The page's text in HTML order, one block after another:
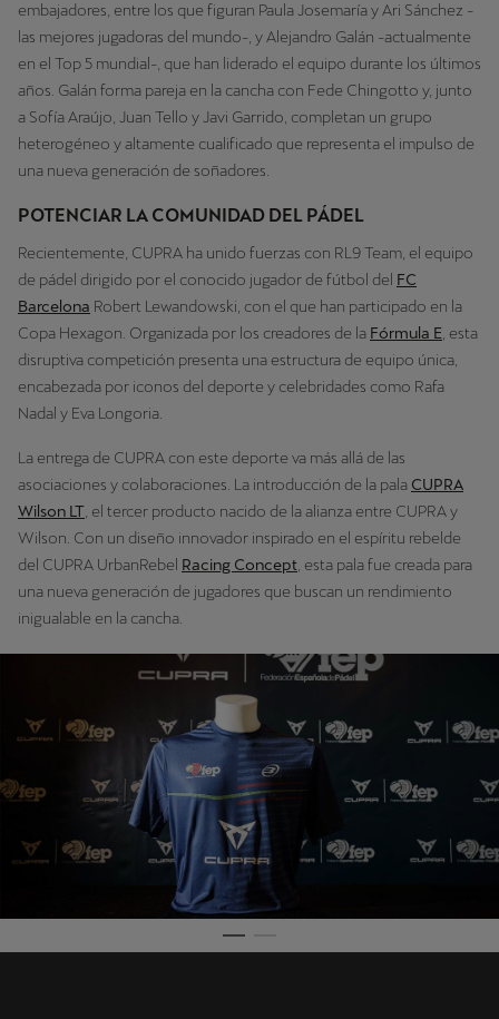
embajadores, entre los que figuran Paula Josemaría y Ari Sánchez -
las mejores jugadoras del mundo-, y Alejandro Galán -actualmente
en el Top 5 mundial-, que han liderado el equipo durante los últimos
años. Galán forma pareja en la cancha con Fede Chingotto y, junto
a Sofía Araújo, Juan Tello y Javi Garrido, completan un grupo
heterogéneo y altamente cualificado que representa el impulso de
una nueva generación de soñadores.
POTENCIAR LA COMUNIDAD DEL PÁDEL
Recientemente, CUPRA ha unido fuerzas con RL9 Team, el equipo
de pádel dirigido por el conocido jugador de fútbol del FC
Barcelona Robert Lewandowski, con el que han participado en la
Copa Hexagon. Organizada por los creadores de la Fórmula E , esta
disruptiva competición presenta una estructura de equipo única,
encabezada por iconos del deporte y celebridades como Rafa
Nadal y Eva Longoria.
La entrega de CUPRA con este deporte va más allá de las
asociaciones y colaboraciones. La introducción de la pala CUPRA
Wilson LT , el tercer producto nacido de la alianza entre CUPRA y
Wilson. Con un diseño innovador inspirado en el espíritu rebelde
del CUPRA UrbanRebel Racing Concept , esta pala fue creada para
una nueva generación de jugadores que buscan un rendimiento
inigualable en la cancha.